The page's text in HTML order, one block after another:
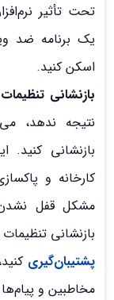
تحت تأثیر
یک برنامه ضد
اسکن کنید.
بازنشانی
نتیجه ندهد،
بازنشانی کنید.
کارخانه و
مشکل قفل نشدن
بازنشانی
پشتیبان‌گیری
مخاطبین و